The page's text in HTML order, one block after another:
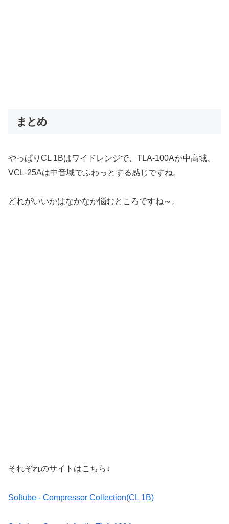
まとめ
やっぱりCL 1Bはワイドレンジで、TLA-100Aが中高域、
VCL-25Aは中音域でふわっとする感じですね。
どれがいいかはなかなか悩むところですね～。
それぞれのサイトはこちら↓
Softube - Compressor Collection(CL 1B)